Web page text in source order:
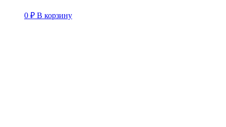
0 ₽ В корзину